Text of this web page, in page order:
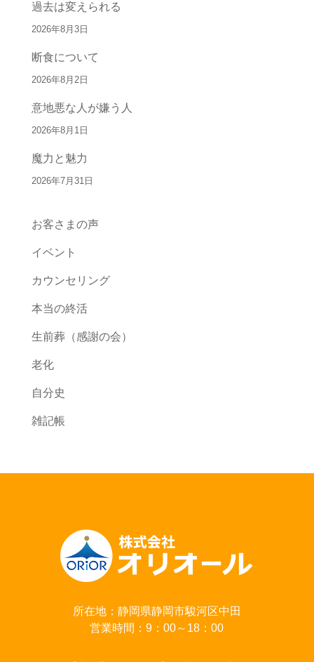
過去は変えられる
2026年8月3日
断食について
2026年8月2日
意地悪な人が嫌う人
2026年8月1日
魔力と魅力
2026年7月31日
お客さまの声
イベント
カウンセリング
本当の終活
生前葬（感謝の会）
老化
自分史
雑記帳
所在地：静岡県静岡市駿河区中田
営業時間：9：00～18：00